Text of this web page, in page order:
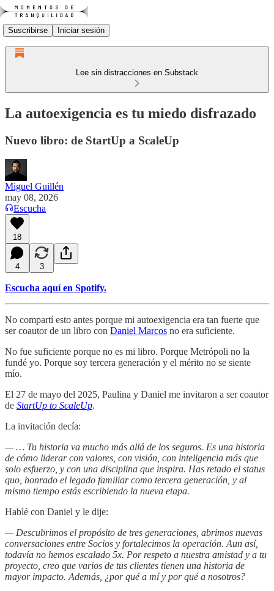
Suscribirse Iniciar sesión
Lee sin distracciones en Substack
La autoexigencia es tu miedo disfrazado
Nuevo libro: de StartUp a ScaleUp
Miguel Guillén
may 08, 2026
Escucha
18
4 3
Escucha aquí en Spotify.
No compartí esto antes porque mi autoexigencia era tan fuerte que
ser coautor de un libro con Daniel Marcos no era suficiente.
No fue suficiente porque no es mi libro. Porque Metrópoli no la
fundé yo. Porque soy tercera generación y el mérito no se siente
mío.
El 27 de mayo del 2025, Paulina y Daniel me invitaron a ser coautor
de StartUp to ScaleUp.
La invitación decía:
— … Tu historia va mucho más allá de los seguros. Es una historia
de cómo liderar con valores, con visión, con inteligencia más que
solo esfuerzo, y con una disciplina que inspira. Has retado el status
quo, honrado el legado familiar como tercera generación, y al
mismo tiempo estás escribiendo la nueva etapa.
Hablé con Daniel y le dije:
— Descubrimos el propósito de tres generaciones, abrimos nuevas
conversaciones entre Socios y fortalecimos la operación. Aun así,
todavía no hemos escalado 5x. Por respeto a nuestra amistad y a tu
proyecto, creo que varios de tus clientes tienen una historia de
mayor impacto. Además, ¿por qué a mí y por qué a nosotros?